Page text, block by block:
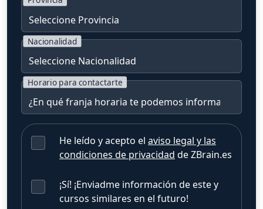
Nacionalidad
Horario para contactarte
He leído y acepto el aviso legal y las
condiciones de privacidad de ZBrain.es
¡Sí! ¡Enviadme información de este y
cursos similares en el futuro!